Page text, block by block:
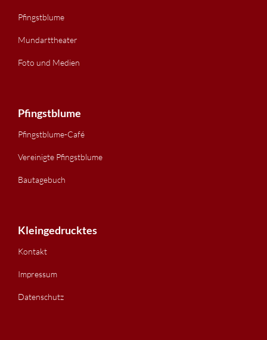
Pfingstblume
Mundarttheater
Foto und Medien
Pfingstblume
Pfingstblume-Café
Vereinigte Pfingstblume
Bautagebuch
Kleingedrucktes
Kontakt
Impressum
Datenschutz